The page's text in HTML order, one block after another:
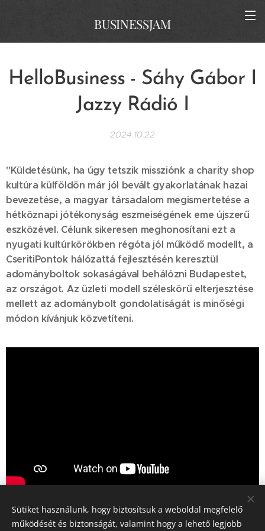
BUSINESSJAM
HelloBusiness - Sáhy Gábor I
Jazzy Rádió I
2024.10.22
"Küldetésünk, ha úgy tetszik missziónk a charity shop
kultúra külföldön már jól bevált gyakorlatának hazai
bevezetése, a magyar társadalom megismertetése a
hétköznapi jótékonyság eszmeiségének eme újszerű
eszközével. Célunk sikeresen meghonosítani ezt a
nyugati kultúrkörökben régóta jól működő modellt, a
CseritiPontok hálózattá fejlesztésén keresztül
adományboltok sokaságával behálózni Budapestet,
az országot. Az üzleti modell széleskörű elterjesztése
mellett az adománybolt gondolatiságát is minőségi
módon kívánjuk közvetíteni.
Sütiket használunk, hogy biztosítsuk a weboldal megfelelő
működését és biztonságát, valamint hogy a lehető legjobb